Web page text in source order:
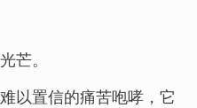
芒。
以置信的痛苦咆哮，它